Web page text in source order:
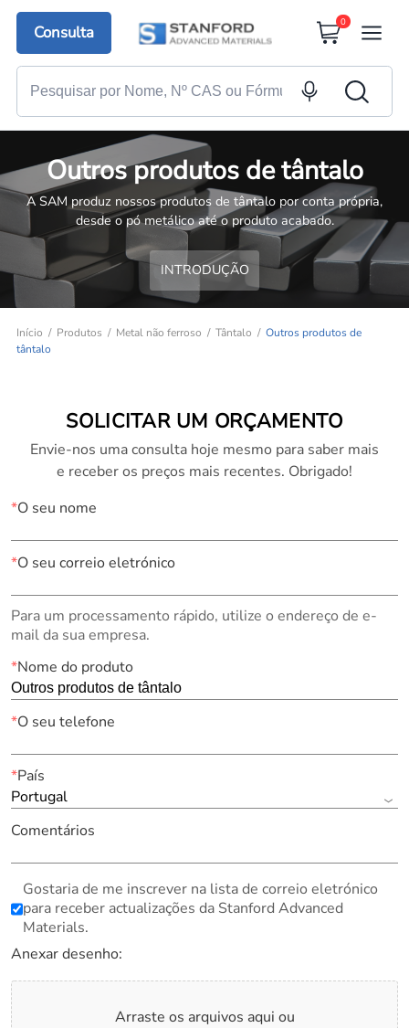
Consulta
0
Outros produtos de tântalo
A SAM produz nossos produtos de tântalo por conta própria,
desde o pó metálico até o produto acabado.
INTRODUÇÃO
Início Produtos Metal não ferroso Tântalo
Outros produtos de
tântalo
SOLICITAR UM ORÇAMENTO
Envie-nos uma consulta hoje mesmo para saber mais
e receber os preços mais recentes. Obrigado!
*O seu nome
*O seu correio eletrónico
Para um processamento rápido, utilize o endereço de e-
mail da sua empresa.
*Nome do produto
*O seu telefone
*País
Portugal
Comentários
Gostaria de me inscrever na lista de correio eletrónico
para receber actualizações da Stanford Advanced
Materials.
Anexar desenho:
Arraste os arquivos aqui ou